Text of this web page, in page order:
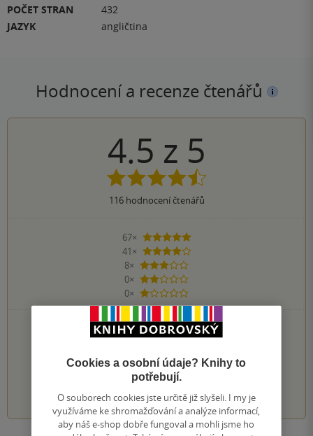
POČET STRAN
432
JAZYK
angličtina
Hodnocení a recenze čtenářů
4.5 z 5
116hodnocení čtenářů
67×
5 hvězdiček
41×
4 hvězdičky
8×
3 hvězdičky
0×
2 hvězdičky
0×
1 hvezdička
PŘIDEJTE SVÉ HODNOCENÍ KNIHY
Cookies a osobní údaje? Knihy to
potřebují.
O souborech cookies jste určitě již slyšeli. I my je
využíváme ke shromažďování a analýze informací,
aby náš e-shop dobře fungoval a mohli jsme ho